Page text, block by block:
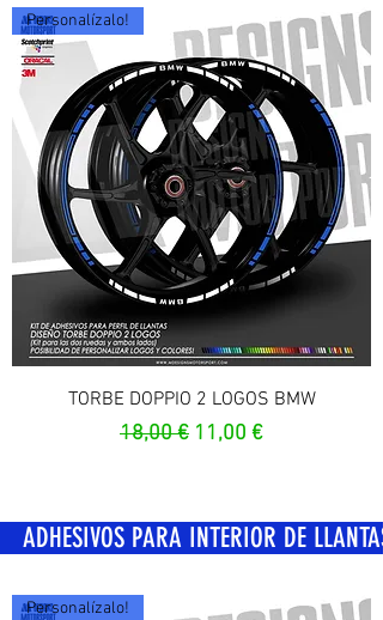
Personalízalo!
TORBE DOPPIO 2 LOGOS BMW
Prix original
18,00 € Prix promotionnel
11,00 €
PARA INTERIOR DE LLANTAS
Personalízalo!